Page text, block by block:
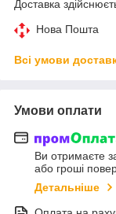
Доставка
Нова Пошта
Всі умови
Умови оплати
Ви отримаєте
або гроші
Детальніше